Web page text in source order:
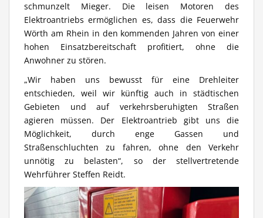
schmunzelt Mieger. Die leisen Motoren des
Elektroantriebs ermöglichen es, dass die Feuerwehr
Wörth am Rhein in den kommenden Jahren von einer
hohen Einsatzbereitschaft profitiert, ohne die
Anwohner zu stören.
„Wir haben uns bewusst für eine Drehleiter
entschieden, weil wir künftig auch in städtischen
Gebieten und auf verkehrsberuhigten Straßen
agieren müssen. Der Elektroantrieb gibt uns die
Möglichkeit, durch enge Gassen und
Straßenschluchten zu fahren, ohne den Verkehr
unnötig zu belasten“, so der stellvertretende
Wehrführer Steffen Reidt.